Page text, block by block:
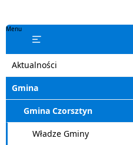
Menu
Aktualności
Gmina
Gmina Czorsztyn
Władze Gminy